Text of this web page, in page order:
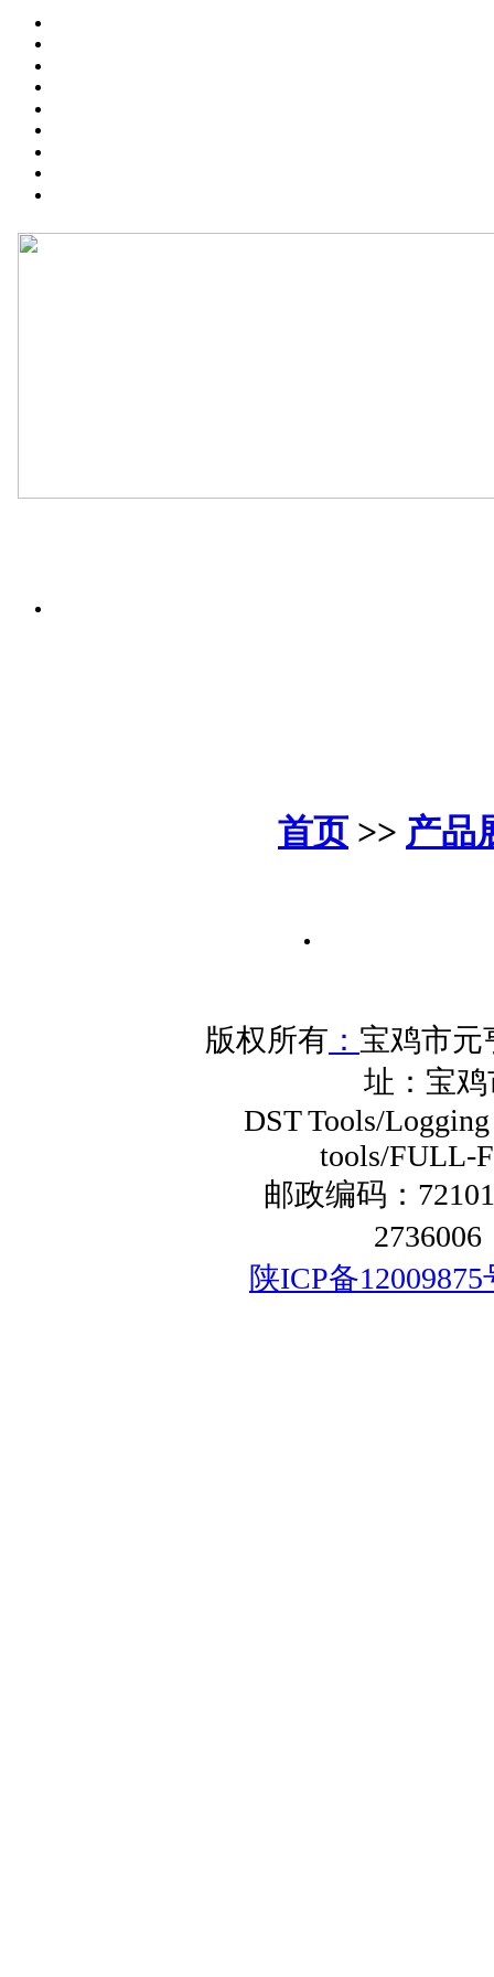
首页 >> 产品
版权所有 ： 宝鸡市
址：宝
DST Tools/
tools/FULL-
邮政编码：
陕ICP备12009875